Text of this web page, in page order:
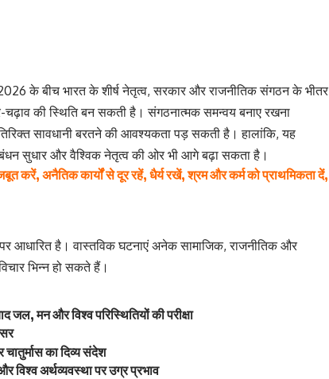
के बीच भारत के शीर्ष नेतृत्व, सरकार और राजनीतिक संगठन के भीतर
चढ़ाव की स्थिति बन सकती है। संगठनात्मक समन्वय बनाए रखना
सावधानी बरतने की आवश्यकता पड़ सकती है। हालांकि, यह
सुधार और वैश्विक नेतृत्व की ओर भी आगे बढ़ा सकता है।
करें, अनैतिक कार्यों से दूर रहें, धैर्य रखें, श्रम और कर्म को प्राथमिकता दें,
आधारित है। वास्तविक घटनाएं अनेक सामाजिक, राजनीतिक और
भिन्न हो सकते हैं।
मन और विश्व परिस्थितियों की परीक्षा
का दिव्य संदेश
विश्व अर्थव्यवस्था पर उग्र प्रभाव